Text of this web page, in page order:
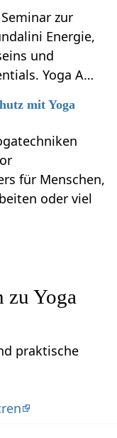
zur
Energie,
und
Yoga A…
mit Yoga
für Menschen,
oder viel
zu Yoga
praktische